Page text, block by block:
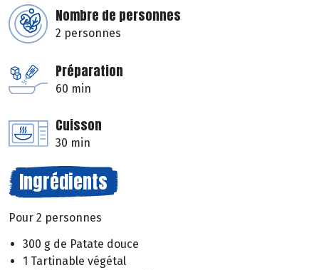
Nombre de personnes
2 personnes
Préparation
60 min
Cuisson
30 min
Ingrédients
Pour 2 personnes
300 g de Patate douce
1 Tartinable végétal